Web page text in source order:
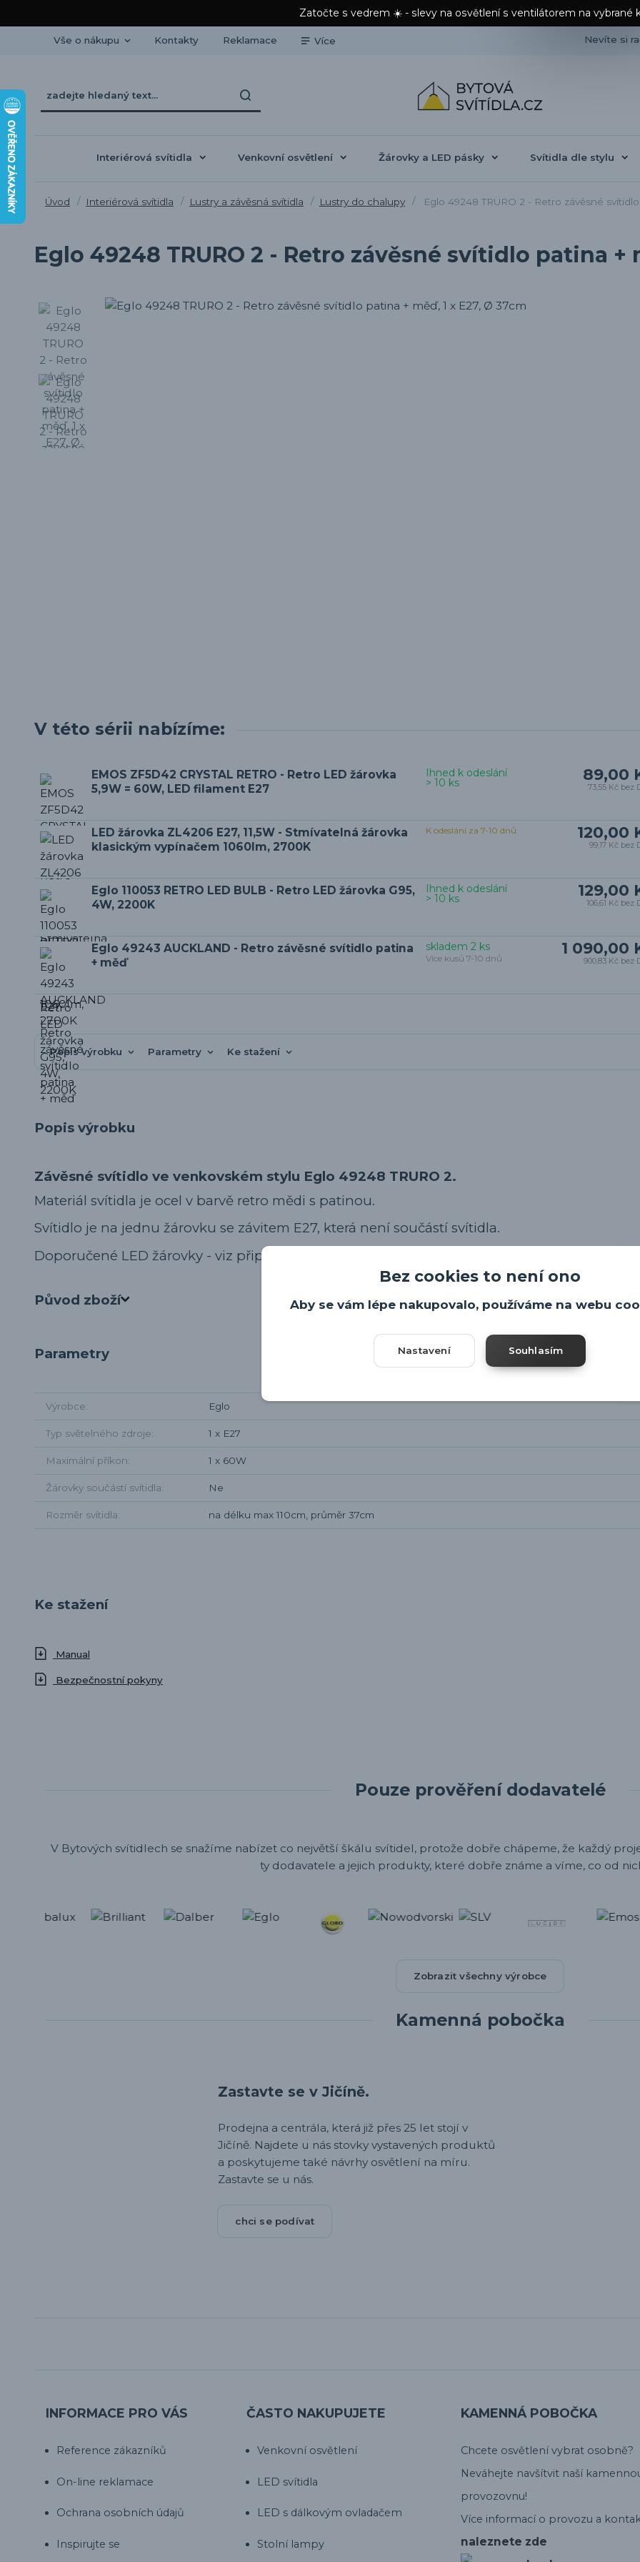
Zatočte s vedrem ☀️ - slevy na osvětlení s ventilátorem na vybrané
Vše o nákupu Kontakty Reklamace Více Nevíte si
Interiérová svítidla Venkovní osvětlení Žárovky a LED pásky Svítidla dle stylu
Úvod Interiérová svítidla Lustry a závěsná svítidla Lustry do chalupy Eglo 49248 TRURO 2 - Retro závěsné
Eglo 49248 TRURO 2 - Retro závěsné svítidlo patina +
V této sérii nabízíme:
EMOS ZF5D42 CRYSTAL RETRO - Retro LED žárovka
5,9W = 60W, LED filament E27
89,00
73,55 Kč bez
Ihned k odeslání
> 10 ks
LED žárovka ZL4206 E27, 11,5W - Stmívatelná žárovka
klasickým vypínačem 1060lm, 2700K
120,00
99,17 Kč bez
K odeslání za 7-10 dnů
Eglo 110053 RETRO LED BULB - Retro LED žárovka G95,
4W, 2200K
129,00
106,61 Kč bez
Ihned k odeslání
> 10 ks
Eglo 49243 AUCKLAND - Retro závěsné svítidlo patina
+ měď
1 090,00
900,83 Kč bez
skladem 2 ks
Více kusů 7-10 dnů
Popis výrobku Parametry Ke stažení
Popis výrobku
Závěsné svítidlo ve venkovském stylu Eglo 49248 TRURO 2.
Materiál svítidla je ocel v barvě retro mědi s patinou.
Svítidlo je na jednu žárovku se závitem E27, která není součástí svítidla.
Doporučené LED žárovky - viz připojené produkty.
Původ zboží
Parametry
Výrobce Eglo
Typ světelného zdroje 1 x E27
Maximální příkon 1 x 60W
Žárovky součástí svítidla Ne
Rozměr svítidla na délku max 110cm, průměr 37cm
Ke stažení
Manual
Bezpečnostní pokyny
Pouze prověření dodavatelé
V Bytových svítidlech se snažíme nabízet co největší škálu svítidel, protože dobře chápeme, že každý
ty dodavatele a jejich produkty, které dobře známe a víme, co od
Zobrazit všechny výrobce
Kamenná pobočka
Zastavte se v Jičíně.
Prodejna a centrála, která již přes 25 let stojí v
Jičíně. Najdete u nás stovky vystavených produktů
a poskytujeme také návrhy osvětlení na míru.
Zastavte se u nás.
chci se podívat
INFORMACE PRO VÁS
Reference zákazníků
On-line reklamace
Ochrana osobních údajů
Inspirujte se
ČASTO NAKUPUJETE
Venkovní osvětlení
LED svítidla
LED s dálkovým ovladačem
Stolní lampy
KAMENNÁ POBOČKA
Chcete osvětlení vybrat osobně?
Neváhejte navšítvit naší
provozovnu!
Více informací o provozu a
naleznete zde
Bez cookies to není ono
Aby se vám lépe nakupovalo, používáme na webu
Nastavení Souhlasím